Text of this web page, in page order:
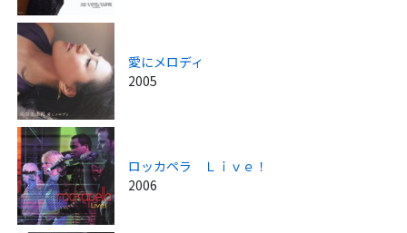
愛にメロディ
2005
ロッカペラ Ｌｉｖｅ！
2006